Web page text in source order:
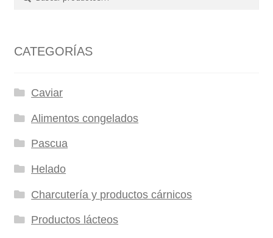
CATEGORÍAS
Caviar
Alimentos congelados
Pascua
Helado
Charcutería y productos cárnicos
Productos lácteos